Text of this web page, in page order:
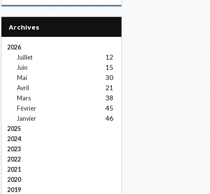
Archives
2026
Juillet
12
Juin 15
Mai 30
Avril 21
Mars 38
Février 45
Janvier 46
2025
2024
2023
2022
2021
2020
2019